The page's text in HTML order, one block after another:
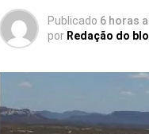
Publicado 6 horas
por Redação do